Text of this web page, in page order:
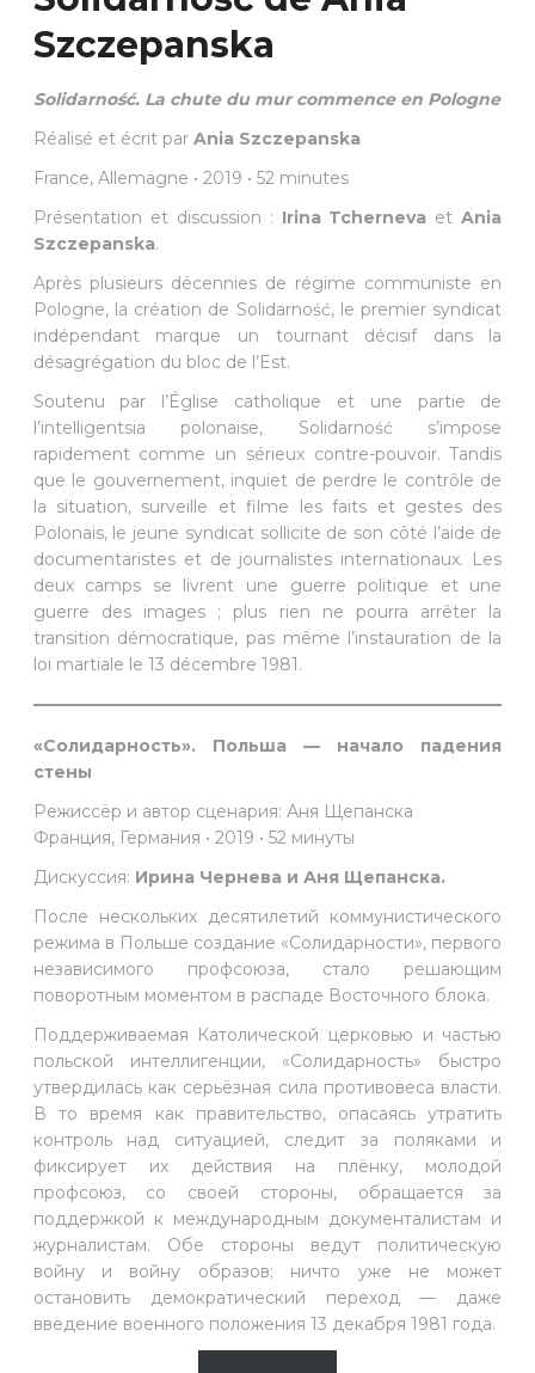
Szczepanska
Solidarność⁠. La chute du mur commence en Pologne
Réalisé et écrit par Ania Szczepanska
France, Allemagne • 2019 • 52 minutes
Présentation et discussion : Irina Tcherneva etAnia
Szczepanska.
Après plusieurs décennies de régime communiste en
Pologne, la création de Solidarność, le premier syndicat
indépendant marque un tournant décisif dans la
désagrégation du bloc de l’Est.
Soutenu par l’Église catholique et une partie de
l’intelligentsia polonaise, Solidarność s’impose
rapidement comme un sérieux contre-pouvoir. Tandis
que le gouvernement, inquiet de perdre le contrôle de
la situation, surveille et filme les faits et gestes des
Polonais, le jeune syndicat sollicite de son côté l’aide de
documentaristes et de journalistes internationaux. Les
deux camps se livrent une guerre politique et une
guerre des images ; plus rien ne pourra arrêter la
transition démocratique, pas même l’instauration de la
loi martiale le 13 décembre 1981.
«Солидарность». Польша — начало падения
стены
Режиссёр и автор сценария: Аня Щепанска
Франция, Германия • 2019 • 52 минуты
Дискуссия: Ирина Чернева и Аня Щепанска.
После нескольких десятилетий коммунистического
режима в Польше создание «Солидарности», первого
независимого профсоюза, стало решающим
поворотным моментом в распаде Восточного блока.
Поддерживаемая Католической церковью и частью
польской интеллигенции, «Солидарность» быстро
утвердилась как серьёзная сила противовеса власти.
В то время как правительство, опасаясь утратить
контроль над ситуацией, следит за поляками и
фиксирует их действия на плёнку, молодой
профсоюз, со своей стороны, обращается за
поддержкой к международным документалистам и
журналистам. Обе стороны ведут политическую
войну и войну образов; ничто уже не может
остановить демократический переход — даже
введение военного положения 13 декабря 1981 года.